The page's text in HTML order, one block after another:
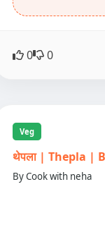
0 0
Veg
थेपला | Thepla |
By Cook with neha